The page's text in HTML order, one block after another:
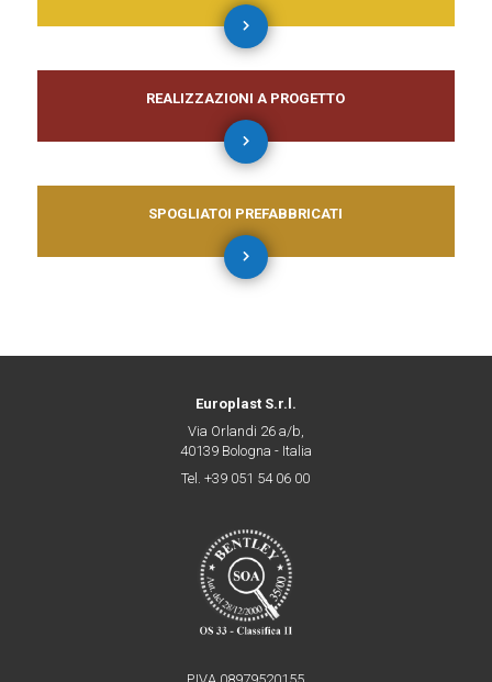
REALIZZAZIONI A PROGETTO
SPOGLIATOI PREFABBRICATI
Europlast S.r.l.
Via Orlandi 26 a/b,
40139 Bologna - Italia
Tel. +39 051 54 06 00